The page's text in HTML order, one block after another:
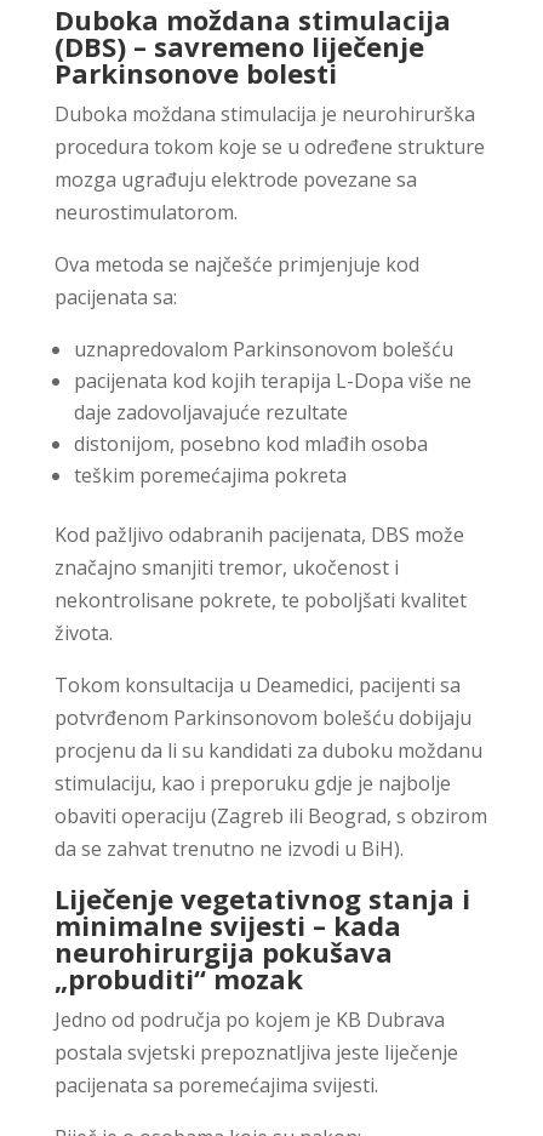
Duboka moždana stimulacija
(DBS) – savremeno liječenje
Parkinsonove bolesti
Duboka moždana stimulacija je neurohirurška
procedura tokom koje se u određene strukture
mozga ugrađuju elektrode povezane sa
neurostimulatorom.
Ova metoda se najčešće primjenjuje kod
pacijenata sa:
uznapredovalom Parkinsonovom bolešću
pacijenata kod kojih terapija L-Dopa više ne
daje zadovoljavajuće rezultate
distonijom, posebno kod mlađih osoba
teškim poremećajima pokreta
Kod pažljivo odabranih pacijenata, DBS može
značajno smanjiti tremor, ukočenost i
nekontrolisane pokrete, te poboljšati kvalitet
života.
Tokom konsultacija u Deamedici, pacijenti sa
potvrđenom Parkinsonovom bolešću dobijaju
procjenu da li su kandidati za duboku moždanu
stimulaciju, kao i preporuku gdje je najbolje
obaviti operaciju (Zagreb ili Beograd, s obzirom
da se zahvat trenutno ne izvodi u BiH).
Liječenje vegetativnog stanja i
minimalne svijesti – kada
neurohirurgija pokušava
„probuditi“ mozak
Jedno od područja po kojem je KB Dubrava
postala svjetski prepoznatljiva jeste liječenje
pacijenata sa poremećajima svijesti.